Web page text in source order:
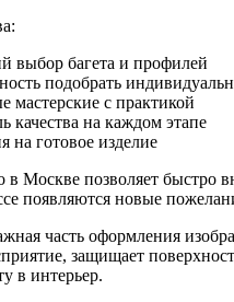
выбор багета и профилей
подобрать
мастерские с практикой
качества на каждом этапе
на готовое изделие
в Москве позволяет быстро
появляются новые
часть оформления
защищает
в интерьер.